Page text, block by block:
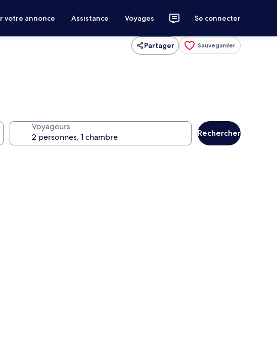
votre annonce Assistance Voyages Se connecter
Partager Sauvegarder
Voyageurs
Rechercher